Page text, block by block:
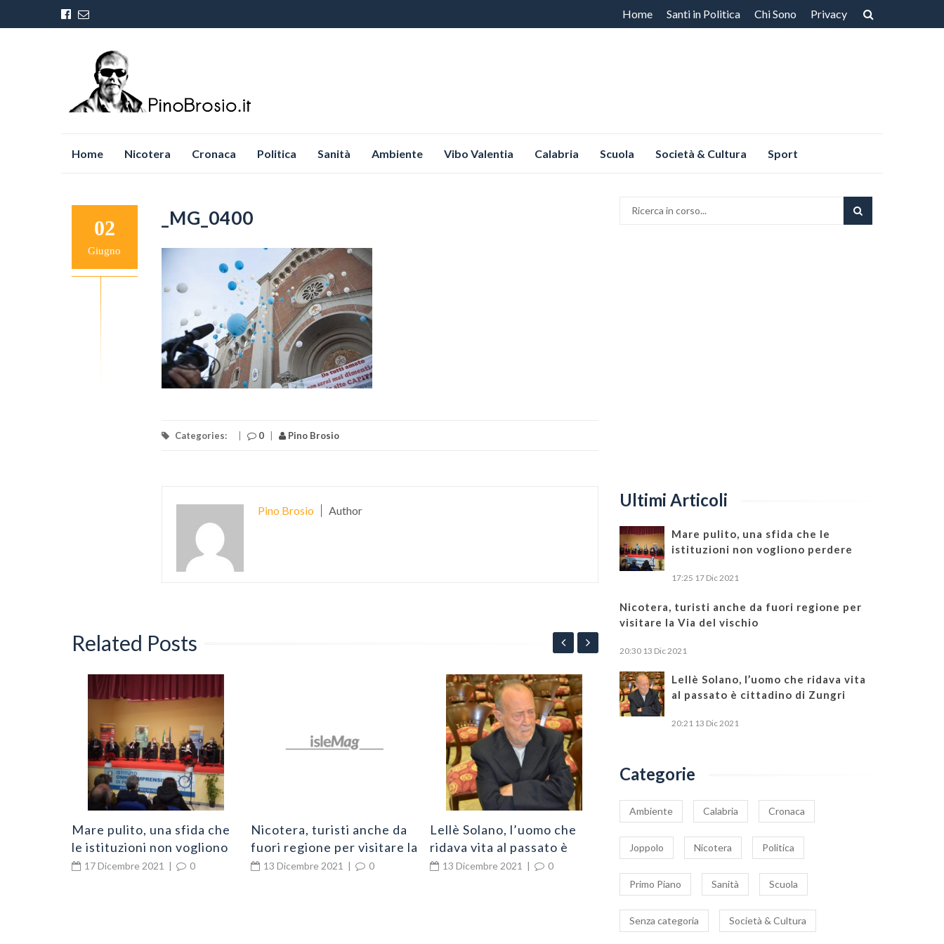
VaiHome Santi in Politica Chi Sono Privacy
Home Nicotera Cronaca Politica Sanità Ambiente Vibo Valentia Calabria Scuola Società & Cultura Sport
02
Giugno
_MG_0400
Categories: 0 Pino Brosio
Pino Brosio Author
Related Posts
Mare pulito, una sfida che
le istituzioni non vogliono
perdere
17 Dicembre 2021 | 0
Nicotera, turisti anche da
fuori regione per visitare la
Via del vischio
13 Dicembre 2021 | 0
Lellè Solano, l’uomo che
ridava vita al passato è
cittadino di Zungri
13 Dicembre 2021 | 0
Appello dell’Associazione
“Porcinai” alla politica e
alle istituzioni: Salviamo
28 Settembre 2021 | 0
Covid, lievitano i contagi
Ultimi Articoli
Mare pulito, una sfida che le
istituzioni non vogliono perdere
17:25 17 Dic 2021
Nicotera, turisti anche da fuori regione per
visitare la Via del vischio
20:30 13 Dic 2021
Lellè Solano, l’uomo che ridava vita
al passato è cittadino di Zungri
20:21 13 Dic 2021
Categorie
Ambiente Calabria Cronaca
Joppolo Nicotera Politica
Primo Piano Sanità Scuola
Senza categoria Società & Cultura